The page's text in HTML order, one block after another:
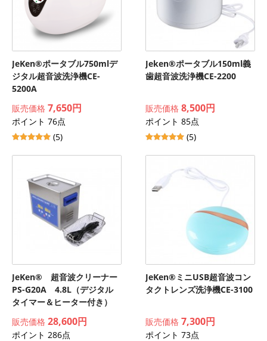
JeKen®ポータブル750mlデ
ジタル超音波洗浄機CE-
5200A
販売価格 7,650円
ポイント 76点
(5)
Jeken®ポータブル150ml義
歯超音波洗浄機CE-2200
販売価格 8,500円
ポイント 85点
(5)
JeKen® 超音波クリーナー
PS-G20A 4.8L（デジタル
タイマー＆ヒーター付き）
販売価格 28,600円
ポイント 286点
JeKen®ミニUSB超音波コン
タクトレンズ洗浄機CE-3100
販売価格 7,300円
ポイント 73点